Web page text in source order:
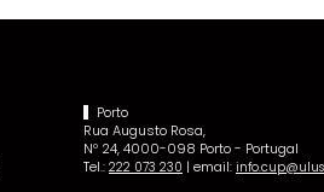
Porto
Rua Augusto Rosa,
Nº 24, 4000-098 Porto - Portugal
Tel.: 222 073 230 | email: